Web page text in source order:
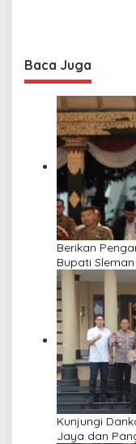
Baca Juga
Berikan
Bupati
Pelayanan
Kunjungi
Jaya dan